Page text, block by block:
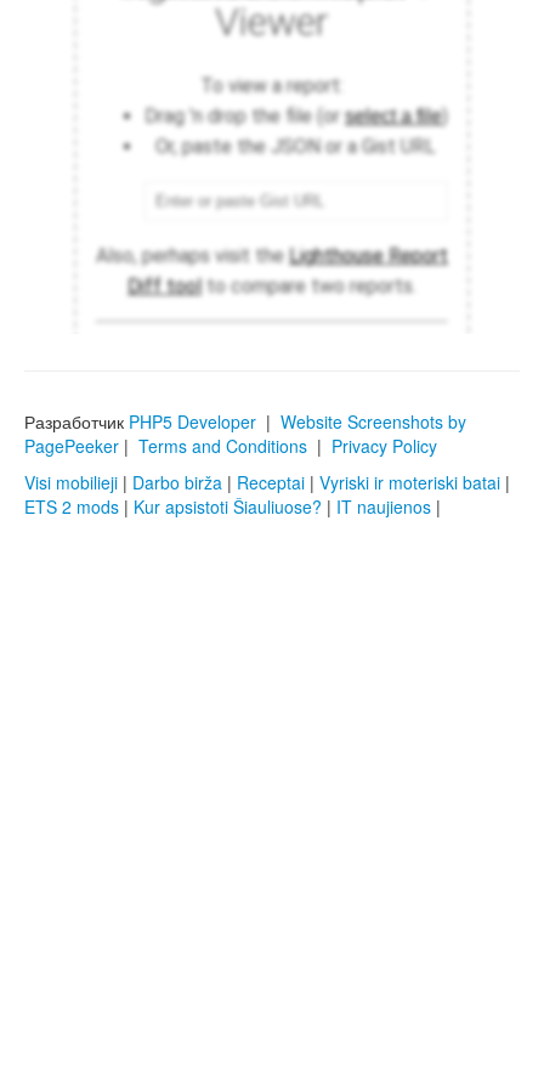
Разработчик PHP5 Developer | Website Screenshots by
PagePeeker | Terms and Conditions | Privacy Policy
Visi mobilieji | Darbo birža | Receptai | Vyriski ir moteriski batai |
ETS 2 mods | Kur apsistoti Šiauliuose? | IT naujienos |